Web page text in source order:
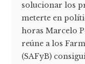
solucionar los
meterte en
horas Marcelo
reúne a los
(SAFyB)